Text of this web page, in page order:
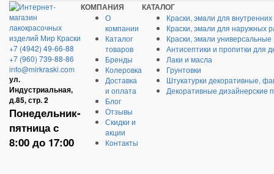
+7 (4942) 49-66-88
+7 (960) 739-88-86
info@mirkraski.com
ул.
Индустриальная,
д.85, стр. 2
Понедельник-
пятница с
8:00 до 17:00
КОМПАНИЯ
О
компании
Каталог
товаров
Бренды
Колеровка
Доставка
и оплата
Блог
Отзывы
Скидки и
акции
Контакты
КАТАЛОГ
Краски, эмали для
Краски, эмали для наружных
Краски, эмали универсальные
Антисептики и пропитки для
Лаки и масла
Грунтовки
Штукатурки декоративные,
Декоративные дизайнерские